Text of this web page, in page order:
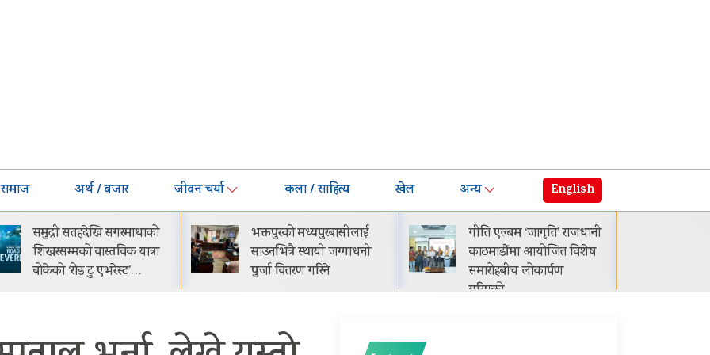
समाज अर्थ / बजार जीवन चर्या कला / साहित्य खेल अन्य English
भक्तपुरको मध्यपुरबासीलाई
साउनभित्रै स्थायी जग्गाधनी
पुर्जा वितरण गरिने
गीति एल्बम ‘जागृति’ राजधानी
काठमाडौंमा आयोजित विशेष
समारोहबीच लोकार्पण
नेपालमा प्रोटोन इ.मास ५
सार्वजनिक सुरुवाती मूल्य रू.
२९.९९ लाख